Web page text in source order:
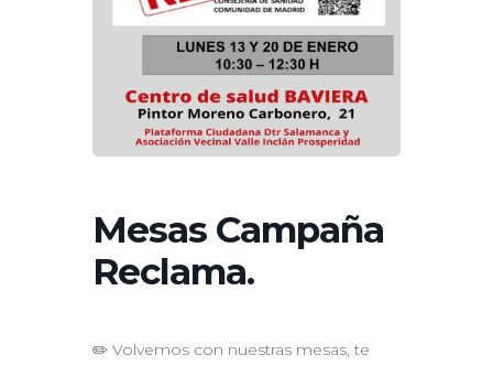
Mesas Campaña
Reclama.
✏️ Volvemos con nuestras mesas, te